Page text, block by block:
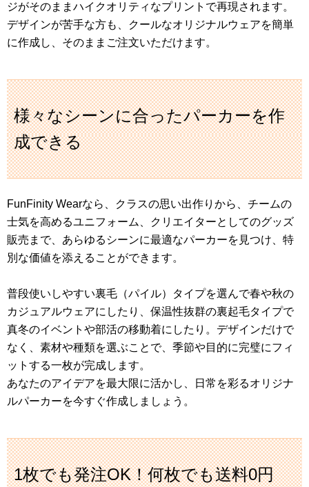
ジがそのままハイクオリティなプリントで再現されます。
デザインが苦手な方も、クールなオリジナルウェアを簡単
に作成し、そのままご注文いただけます。
様々なシーンに合ったパーカーを作
成できる
FunFinity Wearなら、クラスの思い出作りから、チームの
士気を高めるユニフォーム、クリエイターとしてのグッズ
販売まで、あらゆるシーンに最適なパーカーを見つけ、特
別な価値を添えることができます。
普段使いしやすい裏毛（パイル）タイプを選んで春や秋の
カジュアルウェアにしたり、保温性抜群の裏起毛タイプで
真冬のイベントや部活の移動着にしたり。デザインだけで
なく、素材や種類を選ぶことで、季節や目的に完璧にフィ
ットする一枚が完成します。
あなたのアイデアを最大限に活かし、日常を彩るオリジナ
ルパーカーを今すぐ作成しましょう。
1枚でも発注OK！何枚でも送料0円